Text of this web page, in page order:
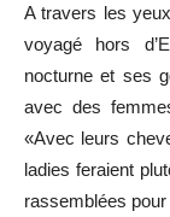
A travers les
voyagé hors
nocturne et ses
avec des
«Avec leurs
ladies feraient
rassemblées